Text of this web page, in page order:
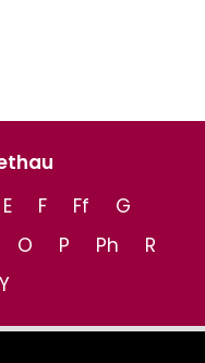
E F Ff
G
O P Ph
R
Y